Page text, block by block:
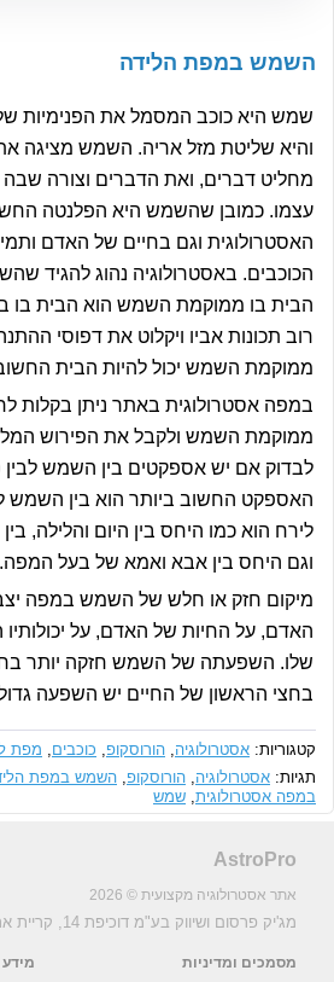
השמש במפת הלידה
שמש היא כוכב המסמל את הפנימיות
והיא שליטת מזל אריה. השמש מציגה
מחליט דברים, ואת הדברים וצורה
עצמו. כמובן שהשמש היא הפלנטה
האסטרולוגית וגם בחיים של האדם
הכוכבים. באסטרולוגיה נהוג להגיד
הבית בו ממוקמת השמש הוא הבית בו
רוב תכונות אביו ויקלוט את דפוסי
ממוקמת השמש יכול להיות הבית
במפה אסטרולוגית באתר ניתן בקלות
ממוקמת השמש ולקבל את הפירוש
לבדוק אם יש אספקטים בין השמש לבין
האספקט החשוב ביותר הוא בין השמש
לירח הוא כמו היחס בין היום והלילה,
וגם היחס בין אבא ואמא של בעל המפה.
מיקום חזק או חלש של השמש במפה
האדם, על החיות של האדם, על יכולותיו
שלו. השפעתה של השמש חזקה יותר
בחצי הראשון של החיים יש השפעה
קטגוריות: אסטרולוגיה, הורוסקופ, כוכבים, מפת
תגיות: אסטרולוגיה, הורוסקופ, השמש במפת
במפה אסטרולוגית, שמש
AstroPro
אתר אסטרולוגיה מקצועית © 2026
מג'יק פרסום ושיווק בע"מ דוכיפת 14, קריית אתא
מסמכים ומדיניות